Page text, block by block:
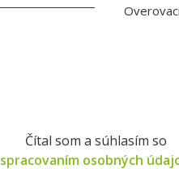
Čítal som a súhlasím so
spracovaním osobných